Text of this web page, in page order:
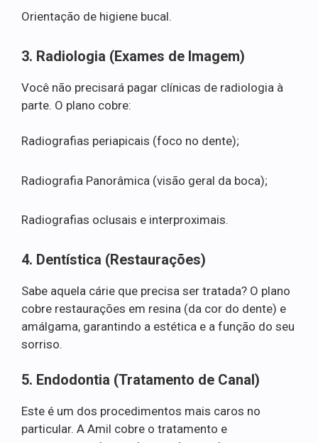
Orientação de higiene bucal.
3. Radiologia (Exames de Imagem)
Você não precisará pagar clínicas de radiologia à
parte. O plano cobre:
Radiografias periapicais (foco no dente);
Radiografia Panorâmica (visão geral da boca);
Radiografias oclusais e interproximais.
4. Dentística (Restaurações)
Sabe aquela cárie que precisa ser tratada? O plano
cobre restaurações em resina (da cor do dente) e
amálgama, garantindo a estética e a função do seu
sorriso.
5. Endodontia (Tratamento de Canal)
Este é um dos procedimentos mais caros no
particular. A Amil cobre o tratamento e